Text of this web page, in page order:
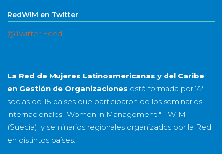
RedWIM en Twitter
@Twitter Feed
La Red de Mujeres Latinoamericanas y del Caribe
en Gestión de Organizaciones está formada por 72
socias de 15 países que participaron de los seminarios
internacionales "Women in Management " - WIM
(Suecia), y seminarios regionales organizados por la Red
en distintos países.